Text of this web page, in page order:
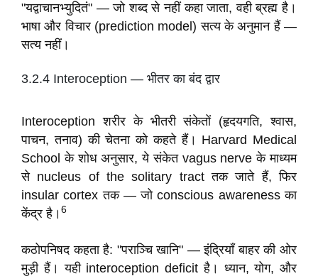
"यद्वाचानभ्युदितं" — जो शब्द से नहीं कहा जाता, वही ब्रह्म है।
भाषा और विचार (prediction model) सत्य के अनुमान हैं —
सत्य नहीं।
3.2.4 Interoception — भीतर का बंद द्वार
Interoception शरीर के भीतरी संकेतों (हृदयगति, श्वास,
पाचन, तनाव) की चेतना को कहते हैं। Harvard Medical
School के शोध अनुसार, ये संकेत vagus nerve के माध्यम
से nucleus of the solitary tract तक जाते हैं, फिर
insular cortex तक — जो conscious awareness का
केंद्र है। 6
कठोपनिषद कहता है: "पराञ्चि खानि" — इंद्रियाँ बाहर की ओर
मुड़ी हैं। यही interoception deficit है। ध्यान, योग, और